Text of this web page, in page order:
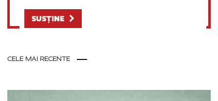
SUSȚINE
CELE MAI RECENTE